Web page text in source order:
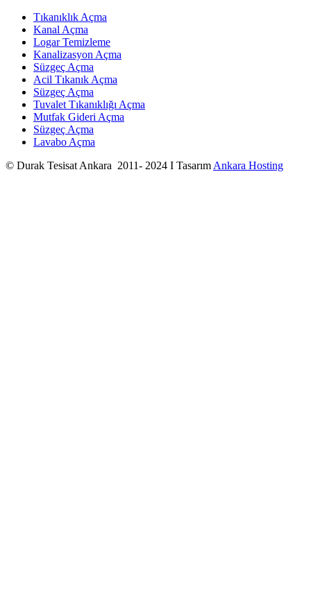
Tıkanıklık Açma
Kanal Açma
Logar Temizleme
Kanalizasyon Açma
Süzgeç Açma
Acil Tıkanık Açma
Süzgeç Açma
Tuvalet Tıkanıklığı Açma
Mutfak Gideri Açma
Süzgeç Açma
Lavabo Açma
© Durak Tesisat Ankara 2011- 2024 I Tasarım Ankara Hosting